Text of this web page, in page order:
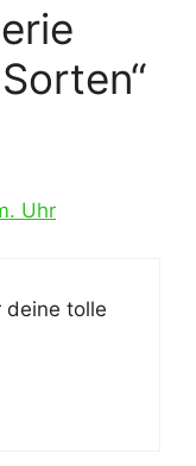
Uhr
deine tolle